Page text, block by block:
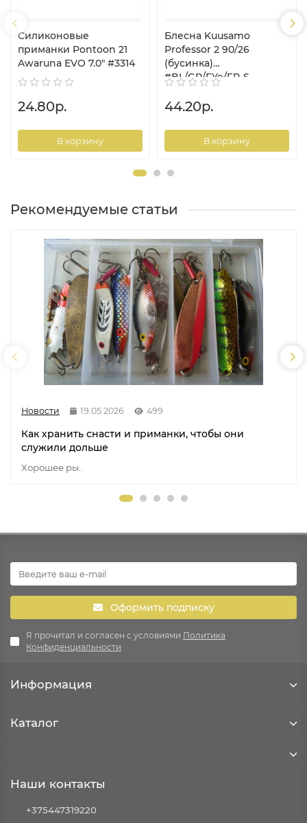
Силиконовые
приманки Pontoon 21
Awaruna EVO 7.0" #3314
24.80р.
В корзину
Блесна Kuusamo
Professor 2 90/26
(бусинка)
#BL/GR/FYe/FR-S
44.20р.
В корзину
Рекомендуемые статьи
Новости 19.05.2026 499
Как хранить снасти и приманки, чтобы они
служили дольше
Хорошее ры..
Оформить подписку
Я прочитал и согласен с условиями Политика
Конфиденциальности
Информация
Каталог
Наши контакты
+375447319220